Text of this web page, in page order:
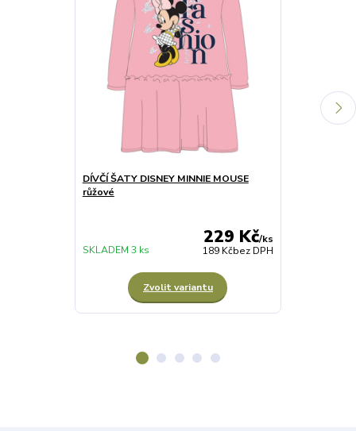
DÍVČÍ ŠATY DISNEY MINNIE MOUSE
růžové
229 Kč/ks
189 Kčbez DPH
SKLADEM 3 ks
Zvolit variantu